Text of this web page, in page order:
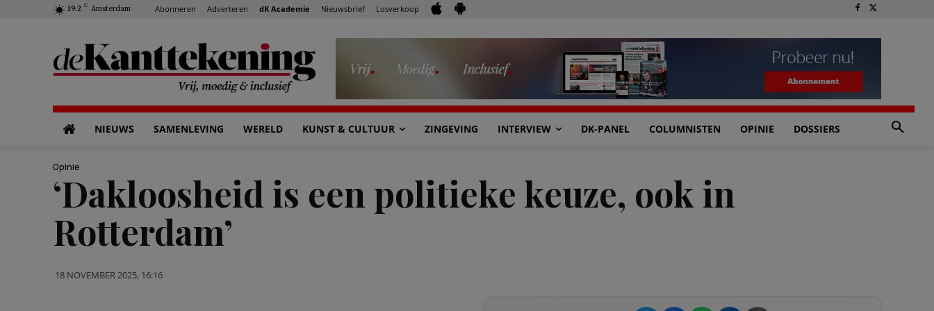
19.2 C Amsterdam Abonneren Adverteren dK Academie Nieuwsbrief Losverkoop
NIEUWS SAMENLEVING WERELD KUNST & CULTUUR ZINGEVING INTERVIEW DK-PANEL COLUMNISTEN OPINIE DOSSIERS
Opinie
‘Dakloosheid is een politieke keuze, ook in
Rotterdam’
18 NOVEMBER 2025, 16:16